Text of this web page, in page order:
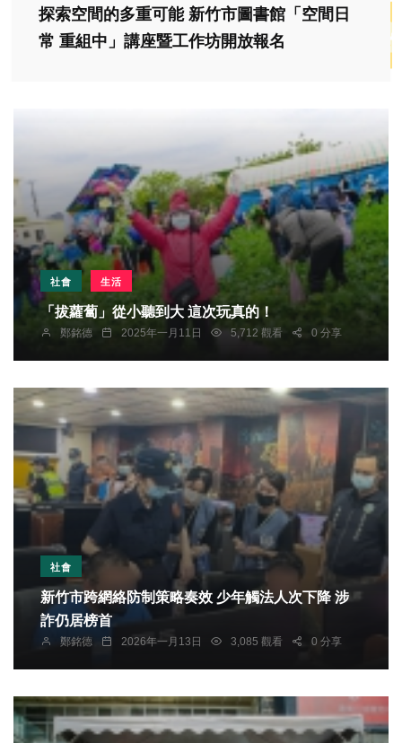
探索空間的多重可能 新竹市圖書館「空間日
常 重組中」講座暨工作坊開放報名
社會 生活
「拔蘿蔔」從小聽到大 這次玩真的！
鄭銘德 2025年一月11日 5,712 觀看 0 分享
社會
新竹市跨網絡防制策略奏效 少年觸法人次下降 涉
詐仍居榜首
鄭銘德 2026年一月13日 3,085 觀看 0 分享